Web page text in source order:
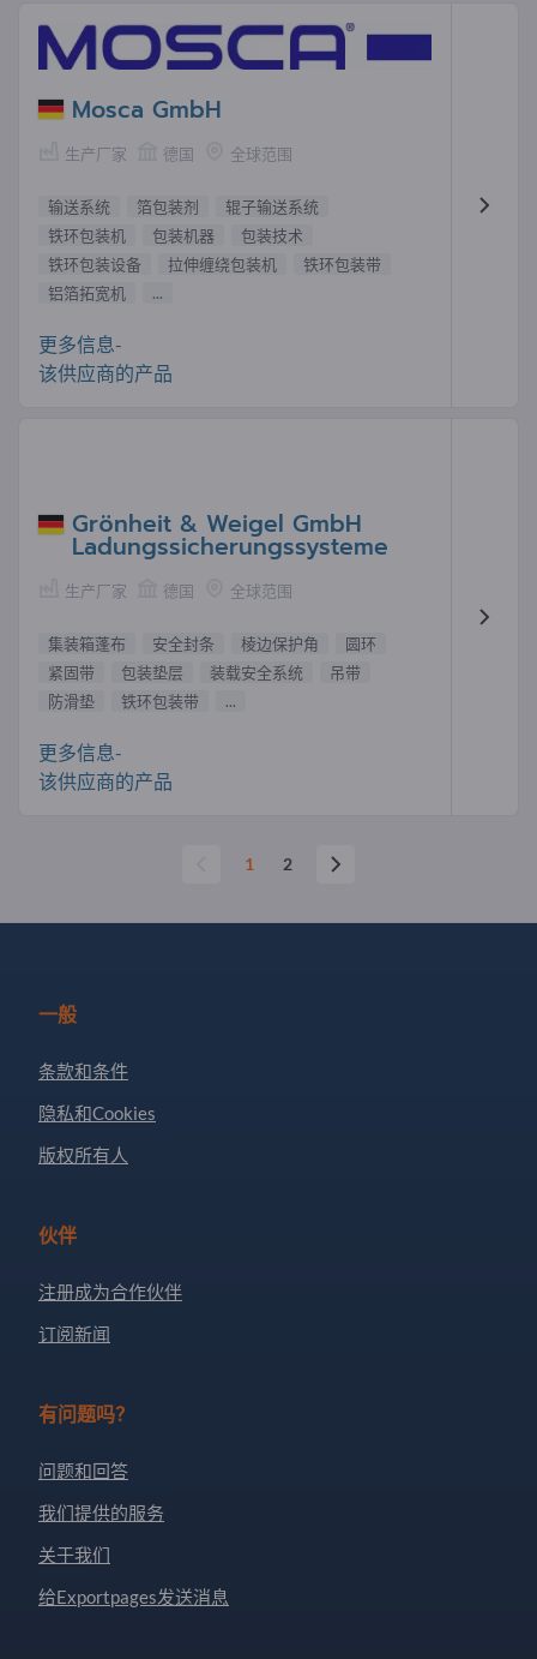
Mosca GmbH
生产厂家 德国 全球范围
输送系统 箔包装剂
辊子输送系统
铁环包装机
包装机器
包装技术
铁环包装设备
拉伸缠绕包装机
铁环包装带
铝箔拓宽机
...
更多信息-
该供应商的产品
Grönheit & Weigel GmbH
Ladungssicherungssysteme
生产厂家 德国 全球范围
集装箱蓬布 安全封条 棱边保护角
圆环
紧固带
包装垫层 装载安全系统
吊带
防滑垫
铁环包装带 ...
更多信息-
该供应商的产品
1 2
一般
条款和条件
隐私和Cookies
版权所有人
伙伴
注册成为合作伙伴
订阅新闻
有问题吗？
问题和回答
我们提供的服务
关于我们
给Exportpages发送消息